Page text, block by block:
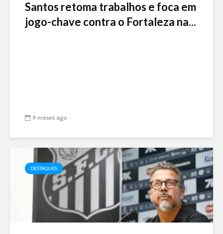
Santos retoma trabalhos e foca em
jogo-chave contra o Fortaleza na...
9 meses ago
DESTAQUES